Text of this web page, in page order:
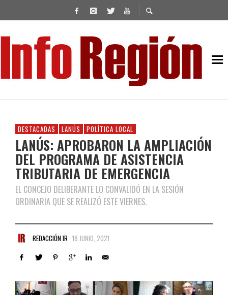
DESTACADAS LANÚS POLÍTICA LOCAL
LANÚS: APROBARON LA AMPLIACIÓN
DEL PROGRAMA DE ASISTENCIA
TRIBUTARIA DE EMERGENCIA
EL CONCEJO DELIBERANTE LO CONVALIDÓ EN LA SESIÓN
ORDINARIA QUE SE REALIZÓ ESTE VIERNES.
REDACCIÓN IR 18 JUNIO, 2021